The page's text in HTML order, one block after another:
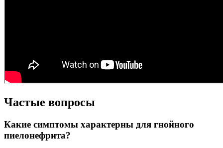
Частые вопросы
Какие симптомы характерны для гнойного
пиелонефрита?